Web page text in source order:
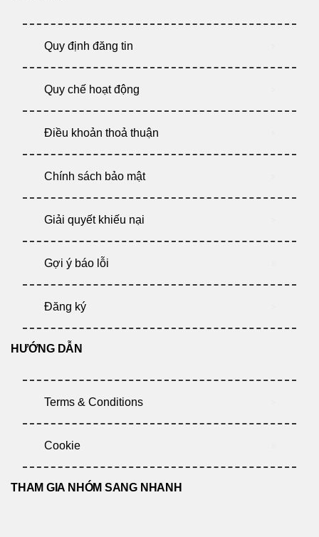
Quy định đăng tin
Quy chế hoạt động
Điều khoản thoả thuận
Chính sách bảo mật
Giải quyết khiếu nại
Gợi ý báo lỗi
Đăng ký
HƯỚNG DẪN
Terms & Conditions
Cookie
THAM GIA NHÓM SANG NHANH